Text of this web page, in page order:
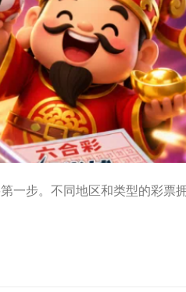
一步。不同地区和类型的彩票